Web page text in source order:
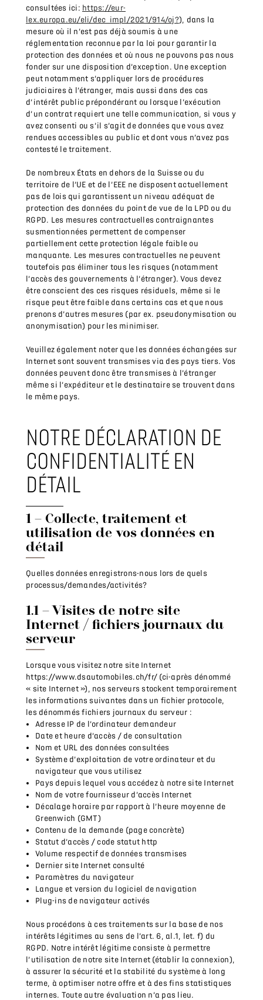
consultées ici: https://eur-
lex.europa.eu/eli/dec_impl/2021/914/oj?), dans la
mesure où il n’est pas déjà soumis à une
réglementation reconnue par la loi pour garantir la
protection des données et où nous ne pouvons pas nous
fonder sur une disposition d’exception. Une exception
peut notamment s’appliquer lors de procédures
judiciaires à l’étranger, mais aussi dans des cas
d’intérêt public prépondérant ou lorsque l’exécution
d’un contrat requiert une telle communication, si vous y
avez consenti ou s’il s’agit de données que vous avez
rendues accessibles au public et dont vous n’avez pas
contesté le traitement.
De nombreux États en dehors de la Suisse ou du
territoire de l’UE et de l’EEE ne disposent actuellement
pas de lois qui garantissent un niveau adéquat de
protection des données du point de vue de la LPD ou du
RGPD. Les mesures contractuelles contraignantes
susmentionnées permettent de compenser
partiellement cette protection légale faible ou
manquante. Les mesures contractuelles ne peuvent
toutefois pas éliminer tous les risques (notamment
l’accès des gouvernements à l’étranger). Vous devez
être conscient des ces risques résiduels, même si le
risque peut être faible dans certains cas et que nous
prenons d’autres mesures (par ex. pseudonymisation ou
anonymisation) pour les minimiser.
Veuillez également noter que les données échangées sur
Internet sont souvent transmises via des pays tiers. Vos
données peuvent donc être transmises à l’étranger
même si l’expéditeur et le destinataire se trouvent dans
le même pays.
NOTRE DÉCLARATION DE
CONFIDENTIALITÉ EN
DÉTAIL
1 – Collecte, traitement et
utilisation de vos données en
détail
Quelles données enregistrons-nous lors de quels
processus/demandes/activités?
1.1 – Visites de notre site
Internet / fichiers journaux du
serveur
Lorsque vous visitez notre site Internet
https://www.dsautomobiles.ch/fr/ (ci-après dénommé
« site Internet »), nos serveurs stockent temporairement
les informations suivantes dans un fichier protocole,
les dénommés fichiers journaux du serveur :
Adresse IP de l’ordinateur demandeur
Date et heure d’accès / de consultation
Nom et URL des données consultées
Système d’exploitation de votre ordinateur et du
navigateur que vous utilisez
Pays depuis lequel vous accédez à notre site Internet
Nom de votre fournisseur d’accès Internet
Décalage horaire par rapport à l’heure moyenne de
Greenwich (GMT)
Contenu de la demande (page concrète)
Statut d’accès / code statut http
Volume respectif de données transmises
Dernier site Internet consulté
Paramètres du navigateur
Langue et version du logiciel de navigation
Plug-ins de navigateur activés
Nous procédons à ces traitements sur la base de nos
intérêts légitimes au sens de l’art. 6, al.1, let. f) du
RGPD. Notre intérêt légitime consiste à permettre
l’utilisation de notre site Internet (établir la connexion),
à assurer la sécurité et la stabilité du système à long
terme, à optimiser notre offre et à des fins statistiques
internes. Toute autre évaluation n’a pas lieu.